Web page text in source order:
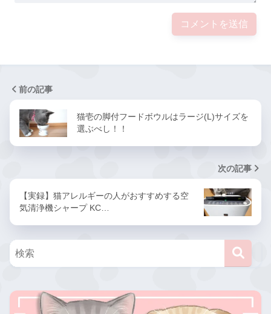
前の記事
猫壱の脚付フードボウルはラージ(L)サイズを
選ぶべし！！
次の記事
【実録】猫アレルギーの人がおすすめする空
気清浄機シャープ KC…